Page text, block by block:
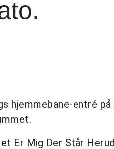
hjemmebane-entré
Er Mig Der Står